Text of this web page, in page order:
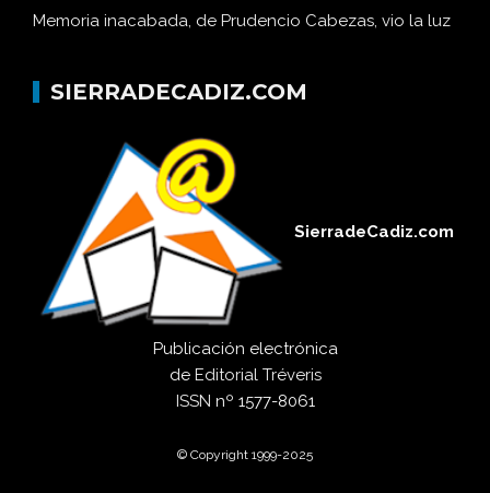
Memoria inacabada, de Prudencio Cabezas, vio la luz
SIERRADECADIZ.COM
SierradeCadiz.com
Publicación electrónica
de Editorial Tréveris
ISSN nº 1577-8061
© Copyright 1999-2025